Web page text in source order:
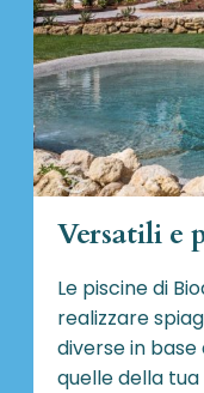
Versatili e
Le piscine di
realizzare
diverse in base
quelle della tua